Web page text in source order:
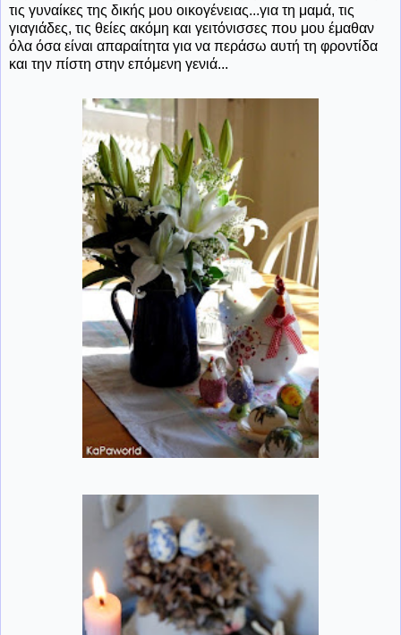
τις γυναίκες της δικής μου οικογένειας...για τη μαμά, τις
γιαγιάδες, τις θείες ακόμη και γειτόνισσες που μου έμαθαν
όλα όσα είναι απαραίτητα για να περάσω αυτή τη φροντίδα
και την πίστη στην επόμενη γενιά...